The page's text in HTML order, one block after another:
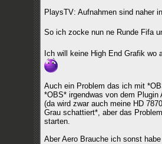
PlaysTV: Aufnahmen sind naher
So ich zocke nun ne Runde Fifa
Ich will keine High End Grafik
Auch ein Problem das ich mit
*OBS* irgendwas von dem
(da wird zwar auch meine HD
Grau schattiert*, aber das
starten.
Aber Aero Brauche ich sonst